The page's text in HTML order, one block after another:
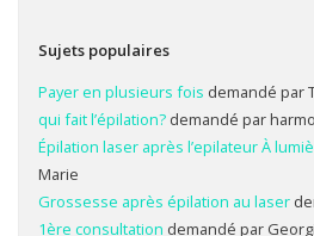
Sujets populaires
Payer en plusieurs fois demandé par
qui fait l’épilation?demandé par
Épilation laser après l’epilateur À
Marie
Grossesse après épilation au laser
1ère consultation demandé par